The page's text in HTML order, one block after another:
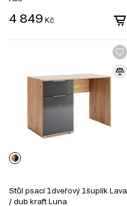
4 849 Kč
Stůl psací 1dveřový 1šuplík Lava
/ dub kraft Luna